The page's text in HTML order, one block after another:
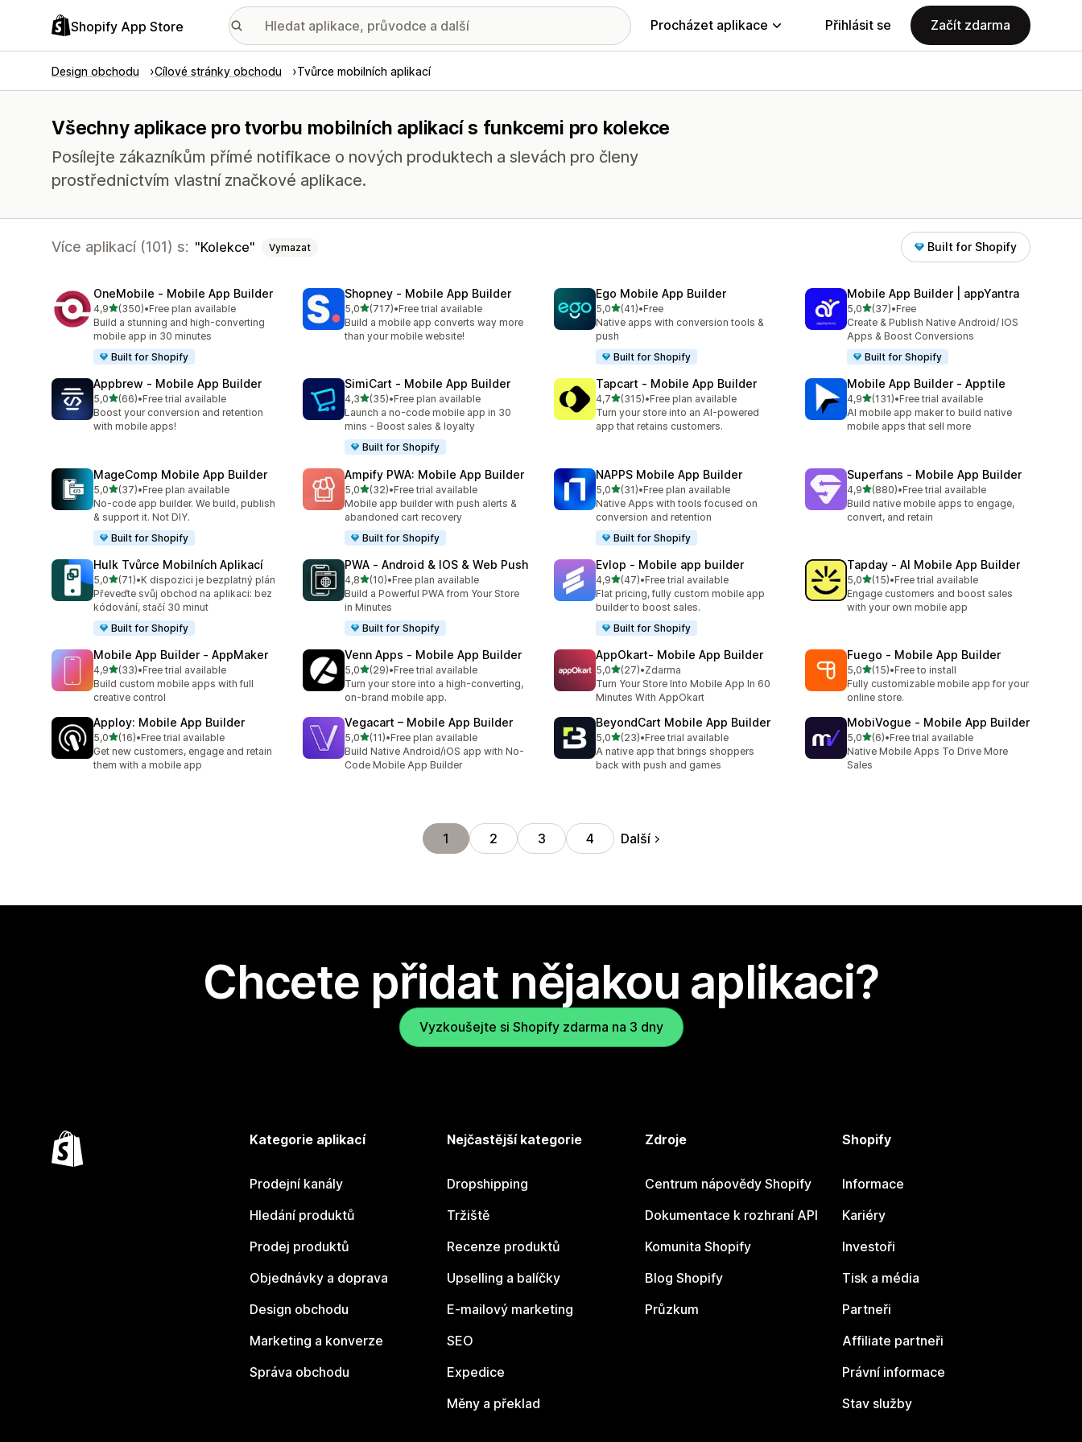
Shopify App Store Procházet aplikace Přihlásit se Začít zdarma
Design obchodu Cílové stránky obchodu Tvůrce mobilních aplikací
Všechny aplikace pro tvorbu mobilních aplikací s funkcemi pro kolekce
Posílejte zákazníkům přímé notifikace o nových produktech a slevách pro členy
prostřednictvím vlastní značkové aplikace.
Více aplikací (101) s: Kolekce Vymazat Built for Shopify
OneMobile ‑ Mobile App Builder
4,9z 5 hvězd
(350)
Celkový počet recenzí: 350
•Free plan available
Build a stunning and high-converting
mobile app in 30 minutes
Built for Shopify
Shopney ‑ Mobile App Builder
5,0z 5 hvězd
(717)
Celkový počet recenzí: 717
•Free trial available
Build a mobile app converts way more
than your mobile website!
Ego Mobile App Builder
5,0z 5 hvězd
(41)
Celkový počet recenzí: 41
•Free
Native apps with conversion tools &
push
Built for Shopify
Mobile App Builder | appYantra
5,0z 5 hvězd
(37)
Celkový počet recenzí: 37
•Free
Create & Publish Native Android/ IOS
Apps & Boost Conversions
Built for Shopify
Appbrew ‑ Mobile App Builder
5,0z 5 hvězd
(66)
Celkový počet recenzí: 66
•Free trial available
Boost your conversion and retention
with mobile apps!
SimiCart ‑ Mobile App Builder
4,3z 5 hvězd
(35)
Celkový počet recenzí: 35
•Free plan available
Launch a no-code mobile app in 30
mins - Boost sales & loyalty
Built for Shopify
Tapcart ‑ Mobile App Builder
4,7z 5 hvězd
(315)
Celkový počet recenzí: 315
•Free plan available
Turn your store into an AI-powered
app that retains customers.
Mobile App Builder ‑ Apptile
4,9z 5 hvězd
(131)
Celkový počet recenzí: 131
•Free trial available
AI mobile app maker to build native
mobile apps that sell more
MageComp Mobile App Builder
5,0z 5 hvězd
(37)
Celkový počet recenzí: 37
•Free plan available
No-code app builder. We build, publish
& support it. Not DIY.
Built for Shopify
Ampify PWA: Mobile App Builder
5,0z 5 hvězd
(32)
Celkový počet recenzí: 32
•Free trial available
Mobile app builder with push alerts &
abandoned cart recovery
Built for Shopify
NAPPS Mobile App Builder
5,0z 5 hvězd
(31)
Celkový počet recenzí: 31
•Free plan available
Native Apps with tools focused on
conversion and retention
Built for Shopify
Superfans ‑ Mobile App Builder
4,9z 5 hvězd
(880)
Celkový počet recenzí: 880
•Free trial available
Build native mobile apps to engage,
convert, and retain
Hulk Tvůrce Mobilních Aplikací
5,0z 5 hvězd
(71)
Celkový počet recenzí: 71
•K dispozici je bezplatný plán
Převeďte svůj obchod na aplikaci: bez
kódování, stačí 30 minut
Built for Shopify
PWA ‑ Android & IOS & Web Push
4,8z 5 hvězd
(10)
Celkový počet recenzí: 10
•Free plan available
Build a Powerful PWA from Your Store
in Minutes
Built for Shopify
Evlop ‑ Mobile app builder
4,9z 5 hvězd
(47)
Celkový počet recenzí: 47
•Free trial available
Flat pricing, fully custom mobile app
builder to boost sales.
Built for Shopify
Tapday ‑ AI Mobile App Builder
5,0z 5 hvězd
(15)
Celkový počet recenzí: 15
•Free trial available
Engage customers and boost sales
with your own mobile app
Mobile App Builder ‑ AppMaker
4,9z 5 hvězd
(33)
Celkový počet recenzí: 33
•Free trial available
Build custom mobile apps with full
creative control
Venn Apps ‑ Mobile App Builder
5,0z 5 hvězd
(29)
Celkový počet recenzí: 29
•Free trial available
Turn your store into a high-converting,
on-brand mobile app.
AppOkart‑ Mobile App Builder
5,0z 5 hvězd
(27)
Celkový počet recenzí: 27
•Zdarma
Turn Your Store Into Mobile App In 60
Minutes With AppOkart
Fuego ‑ Mobile App Builder
5,0z 5 hvězd
(15)
Celkový počet recenzí: 15
•Free to install
Fully customizable mobile app for your
online store.
Apploy: Mobile App Builder
5,0z 5 hvězd
(16)
Celkový počet recenzí: 16
•Free trial available
Get new customers, engage and retain
them with a mobile app
Vegacart – Mobile App Builder
5,0z 5 hvězd
(11)
Celkový počet recenzí: 11
•Free plan available
Build Native Android/iOS app with No-
Code Mobile App Builder
BeyondCart Mobile App Builder
5,0z 5 hvězd
(23)
Celkový počet recenzí: 23
•Free trial available
A native app that brings shoppers
back with push and games
MobiVogue ‑ Mobile App Builder
5,0z 5 hvězd
(6)
Celkový počet recenzí: 6
•Free trial available
Native Mobile Apps To Drive More
Sales
1 2 3 4 Další
Chcete přidat nějakou aplikaci?
Vyzkoušejte si Shopify zdarma na 3 dny
Kategorie aplikací
Prodejní kanály
Hledání produktů
Prodej produktů
Objednávky a doprava
Design obchodu
Marketing a konverze
Správa obchodu
Nejčastější kategorie
Dropshipping
Tržiště
Recenze produktů
Upselling a balíčky
E-mailový marketing
SEO
Expedice
Měny a překlad
Zdroje
Centrum nápovědy Shopify
Dokumentace k rozhraní API
Komunita Shopify
Blog Shopify
Průzkum
Shopify
Informace
Kariéry
Investoři
Tisk a média
Partneři
Affiliate partneři
Právní informace
Stav služby